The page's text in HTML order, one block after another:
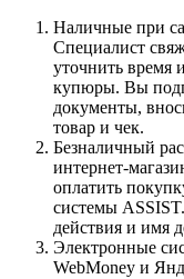
Наличные при
Специалист
уточнить время
купюры. Вы
документы,
товар и чек.
Безналичный
интернет-
оплатить
системы
действия и имя
Электронные
WebMoney и